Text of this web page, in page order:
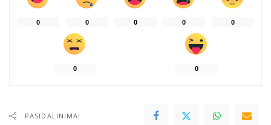
0 0 0 0 0
0 0
PASIDALINIMAI